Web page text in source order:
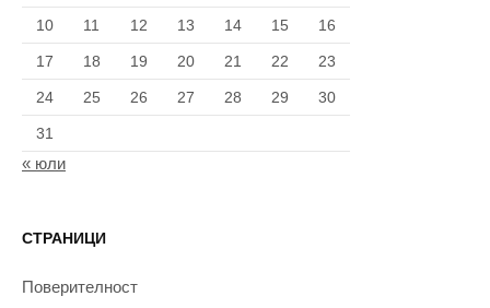
10 11 12 13 14 15 16
17 18 19 20 21 22 23
24 25 26 27 28 29 30
31
« юли
СТРАНИЦИ
Поверителност